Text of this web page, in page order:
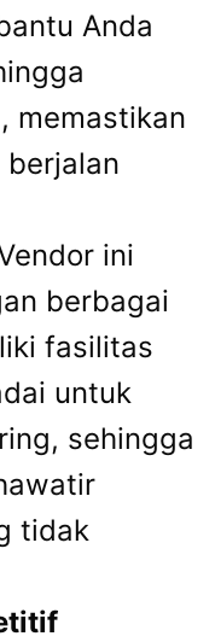
Anda
memastikan
ini
berbagai
fasilitas
untuk
sehingga
tidak